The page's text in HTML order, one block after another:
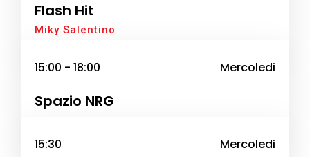
Flash Hit
Miky Salentino
15:00 - 18:00 Mercoledi
Spazio NRG
15:30 Mercoledi